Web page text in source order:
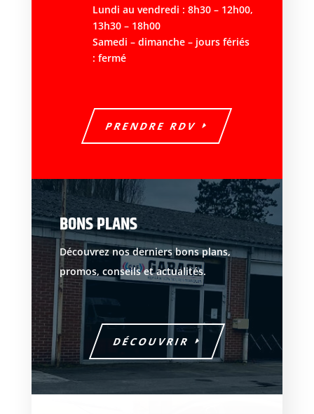
Lundi au vendredi : 8h30 – 12h00,
13h30 – 18h00
Samedi – dimanche – jours fériés
: fermé
PRENDRE RDV
BONS PLANS
Découvrez nos derniers bons plans,
promos, conseils et actualités.
DÉCOUVRIR